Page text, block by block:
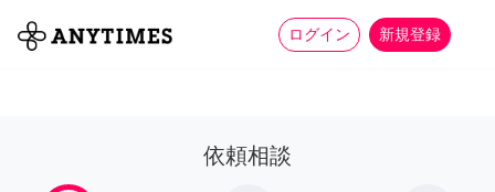
ログイン 新規登録
全て 家事 more_horiz
依頼相談